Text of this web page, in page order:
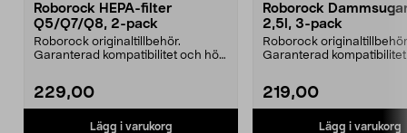
Roborock HEPA-filter
Q5/Q7/Q8, 2-pack
Roborock originaltillbehör.
Garanterad kompatibilitet och hög
229,00
Lägg i varukorg
Roborock
2,5l, 3-pack
Roborock
Garanterad
219,00
Lägg i varukorg